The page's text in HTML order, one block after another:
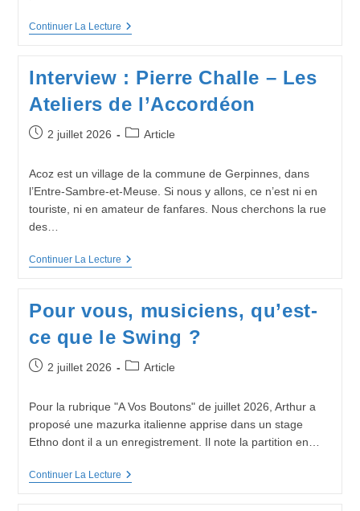
Continuer La LectureInterview
Interview : Pierre Challe – Les
Ateliers de l’Accordéon
Publication
2 juillet 2026
PostArticle
Acoz est un village de la commune de Gerpinnes, dans
l’Entre-Sambre-et-Meuse. Si nous y allons, ce n’est ni en
touriste, ni en amateur de fanfares. Nous cherchons la rue
des…
Continuer La LectureInterview
–
Les
Ateliers
L’Accordéon
Pour vous, musiciens, qu’est-
ce que le Swing ?
Publication
2 juillet 2026
PostArticle
Pour la rubrique "A Vos Boutons" de juillet 2026, Arthur a
proposé une mazurka italienne apprise dans un stage
Ethno dont il a un enregistrement. Il note la partition en…
Continuer La LecturePour